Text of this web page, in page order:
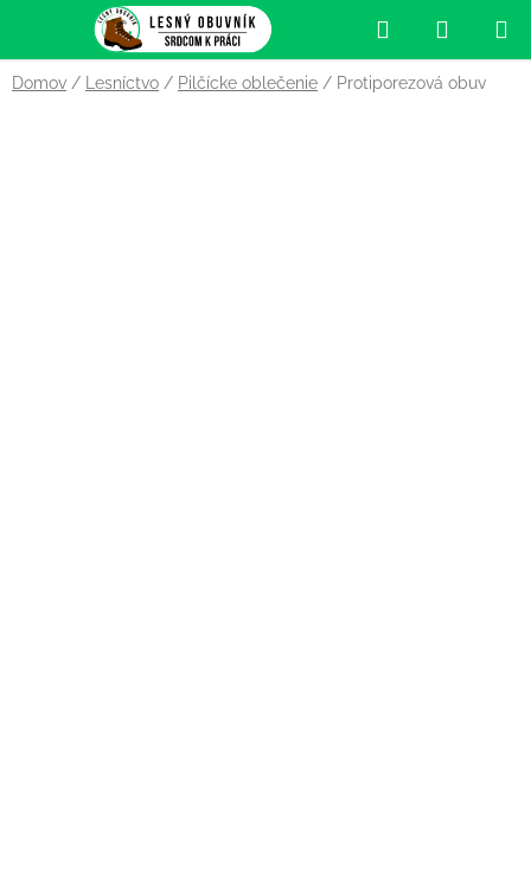
obsah
Hľadať
KOŠÍK
Domov / Lesníctvo / Pilčícke oblečenie / Protiporezová obuv